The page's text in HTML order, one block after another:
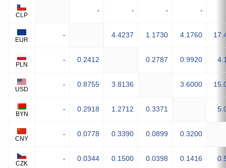
CLP
- - - -
EUR
- 4.4237 1.1730 4.1760
PLN
- 0.2412 0.2787 0.9920
USD
- 0.8755 3.8136 3.6000
BYN
- 0.2918 1.2712 0.3371
CNY
- 0.0778 0.3390 0.0899 0.3200
CZK
- 0.0344 0.1500 0.0398 0.1416